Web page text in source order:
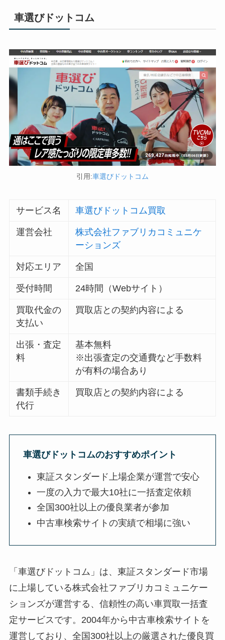
車選びドットコム
引用:車選びドットコム
サービス名 車選びドットコム買取
運営会社
株式会社ファブリカコミュニケ
ーションズ
対応エリア 全国
受付時間 24時間（Webサイト）
買取代金の
支払い
買取店との契約内容による
出張・査定
料
基本無料
※出張査定の交通費など手数料
が有料の場合あり
書類手続き
代行
買取店との契約内容による
車選びドットコムのおすすめポイント
東証スタンダード上場企業が運営で安心
一度の入力で最大10社に一括査定依頼
全国300社以上の優良業者が参加
中古車検索サイトの実績で相場に強い
「車選びドットコム」は、東証スタンダード市場
に上場している株式会社ファブリカコミュニケー
ションズが運営する、信頼性の高い車買取一括査
定サービスです。2004年から中古車検索サイトを
運営しており、全国300社以上の厳選された優良買